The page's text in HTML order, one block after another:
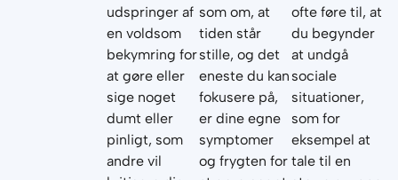
udspringer af
en voldsom
bekymring for
at gøre eller
sige noget
dumt eller
pinligt, som
andre vil
som om, at
tiden står
stille, og det
eneste du kan
fokusere på,
er dine egne
symptomer
og frygten for
ofte føre til, at
du begynder
at undgå
sociale
situationer,
som for
eksempel at
tale til en